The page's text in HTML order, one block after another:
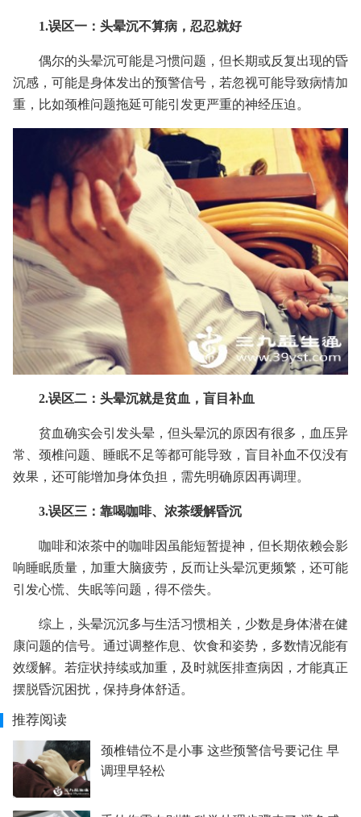
1.误区一：头晕沉不算病，忍忍就好
偶尔的头晕沉可能是习惯问题，但长期或反复出现的昏
沉感，可能是身体发出的预警信号，若忽视可能导致病情加
重，比如颈椎问题拖延可能引发更严重的神经压迫。
2.误区二：头晕沉就是贫血，盲目补血
贫血确实会引发头晕，但头晕沉的原因有很多，血压异
常、颈椎问题、睡眠不足等都可能导致，盲目补血不仅没有
效果，还可能增加身体负担，需先明确原因再调理。
3.误区三：靠喝咖啡、浓茶缓解昏沉
咖啡和浓茶中的咖啡因虽能短暂提神，但长期依赖会影
响睡眠质量，加重大脑疲劳，反而让头晕沉更频繁，还可能
引发心慌、失眠等问题，得不偿失。
综上，头晕沉沉多与生活习惯相关，少数是身体潜在健
康问题的信号。通过调整作息、饮食和姿势，多数情况能有
效缓解。若症状持续或加重，及时就医排查病因，才能真正
摆脱昏沉困扰，保持身体舒适。
推荐阅读
颈椎错位不是小事 这些预警信号要记住 早
调理早轻松